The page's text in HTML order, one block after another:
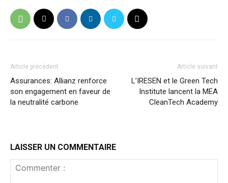
Article précédent
Assurances: Allianz renforce
son engagement en faveur de
la neutralité carbone
Article suivant
L’IRESEN et le Green Tech
Institute lancent la MEA
CleanTech Academy
LAISSER UN COMMENTAIRE